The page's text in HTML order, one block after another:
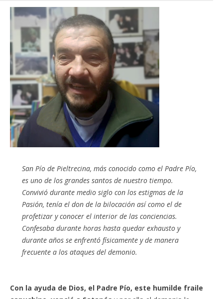
San Pío de Pieltrecina, más conocido como el Padre Pío,
es uno de los grandes santos de nuestro tiempo.
Convivió durante medio siglo con los estigmas de la
Pasión, tenía el don de la bilocación así como el de
profetizar y conocer el interior de las conciencias.
Confesaba durante horas hasta quedar exhausto y
durante años se enfrentó físicamente y de manera
frecuente a los ataques del demonio.
Con la ayuda de Dios, el Padre Pío, este humilde fraile